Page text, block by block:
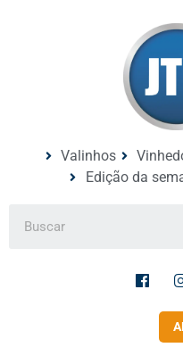
Valinhos
Edição da